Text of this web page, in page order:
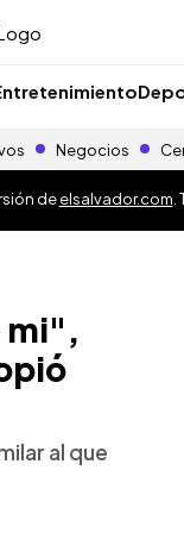
Negocios
deelsalvador.com
mi",
al que